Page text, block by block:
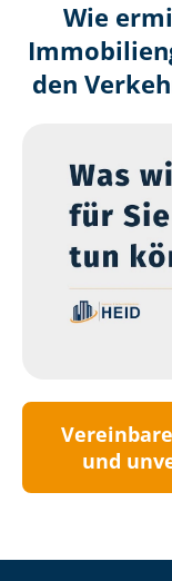
Wie
den
und